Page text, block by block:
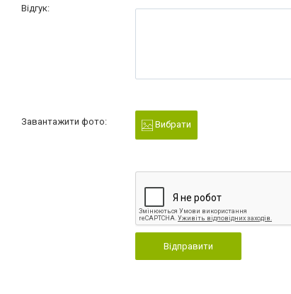
Відгук:
Завантажити фото: Вибрати
Відправити